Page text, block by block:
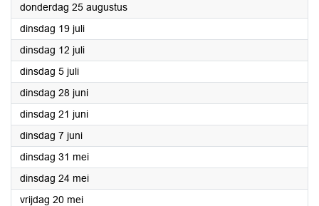
donderdag 25 augustus2022
dinsdag 19 juli2022
dinsdag 12 juli2022
dinsdag 5 juli2022
dinsdag 28 juni2022
dinsdag 21 juni2022
dinsdag 7 juni2022
dinsdag 31 mei2022
dinsdag 24 mei2022
vrijdag 20 mei2022